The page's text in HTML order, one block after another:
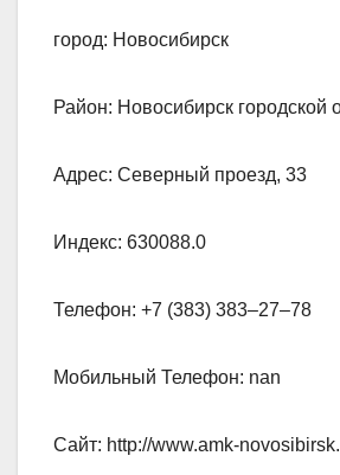
город: Новосибирск
Район: Новосибирск городской
Адрес: Северный проезд, 33
Индекс: 630088.0
Телефон: +7 (383) 383‒27‒78
Мобильный Телефон: nan
Сайт: http://www.amk-